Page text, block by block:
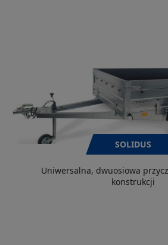
SOLIDUS
Uniwersalna, dwuosiowa
konstrukcji